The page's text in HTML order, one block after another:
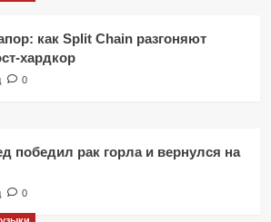
как Split Chain разгоняют
хардкор
0
победил рак горла и вернулся на
0